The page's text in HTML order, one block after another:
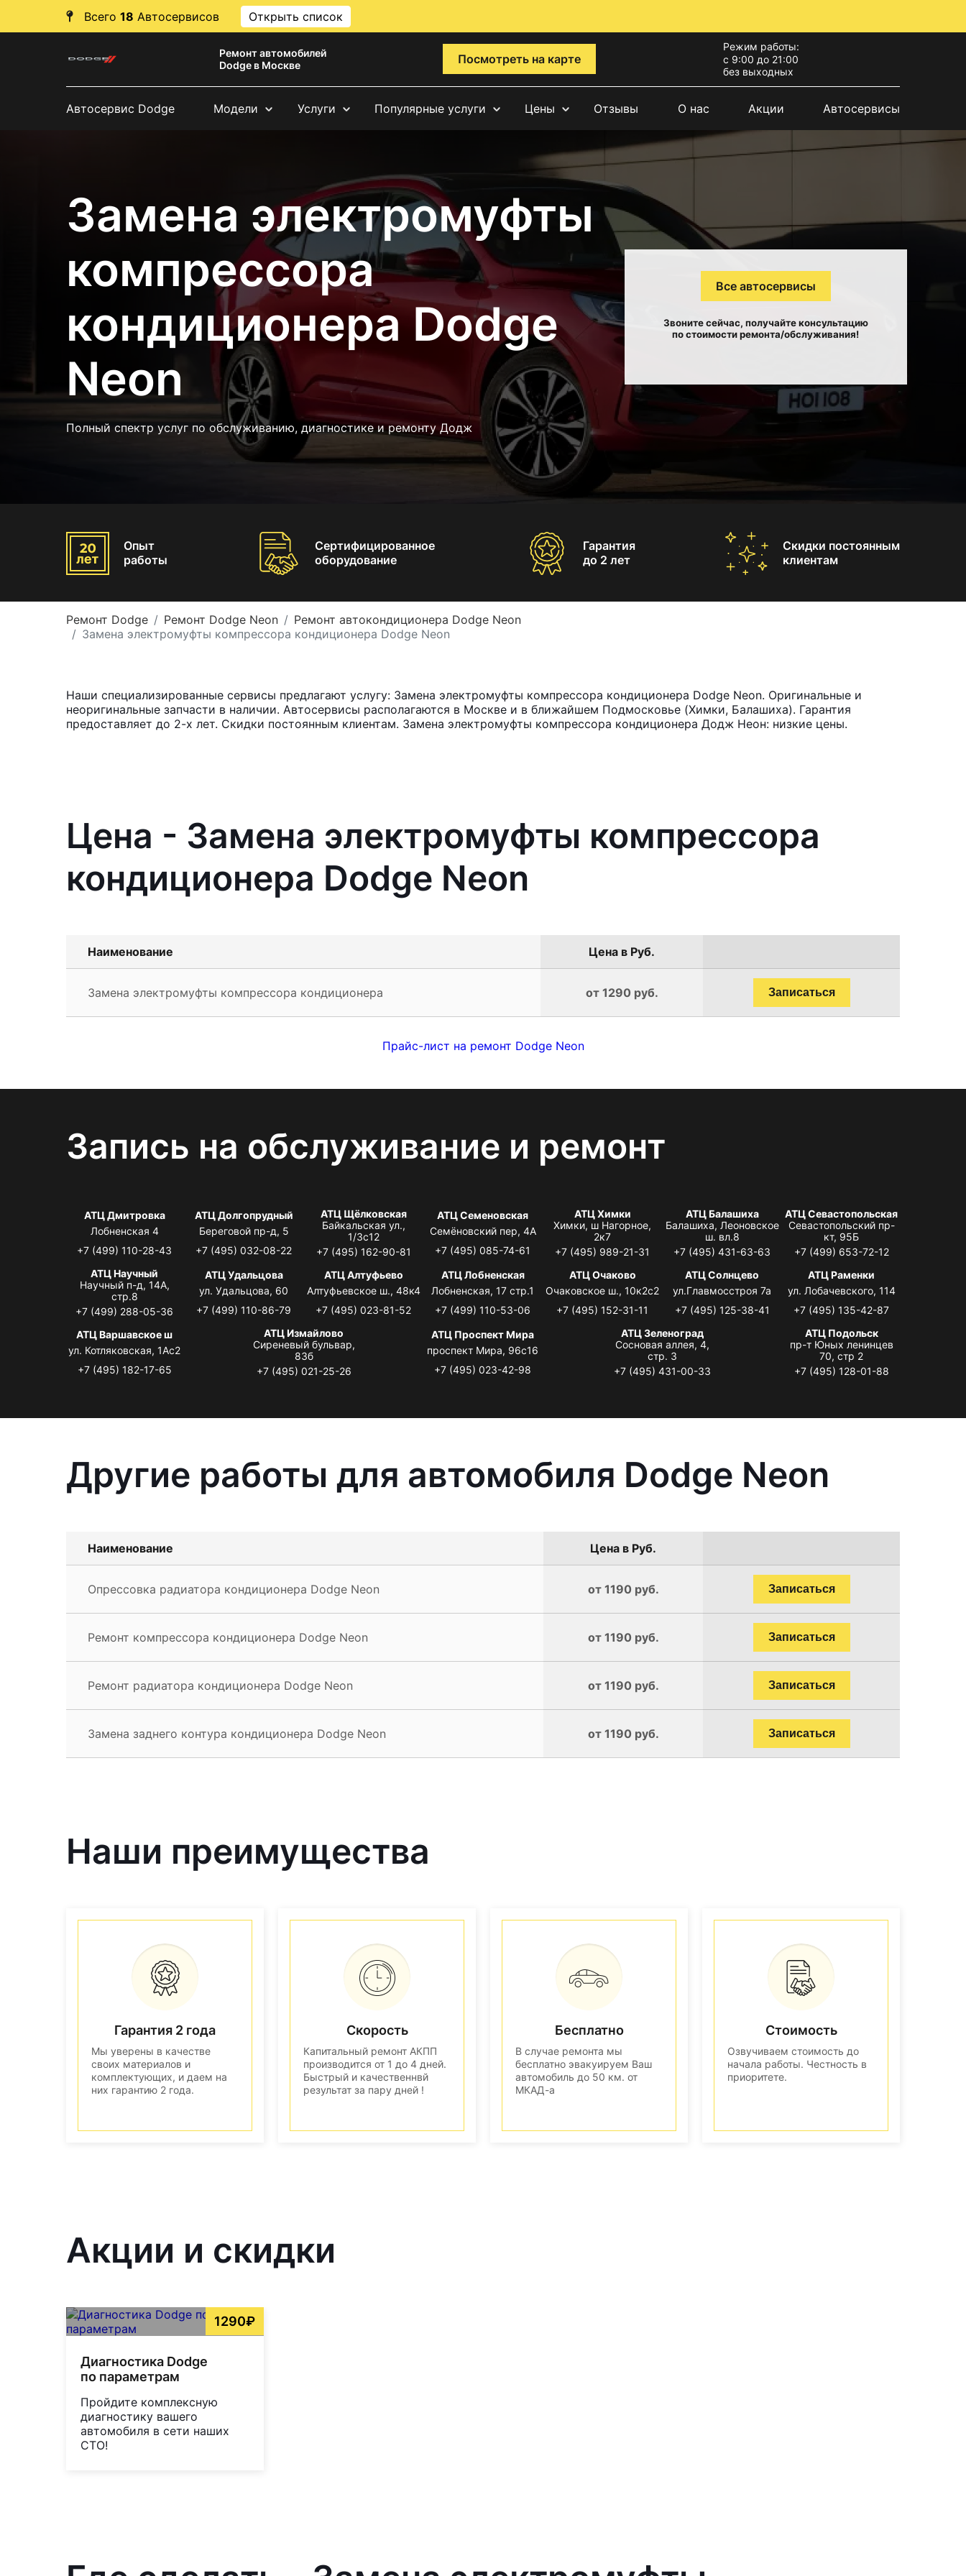
Всего 18 Автосервисов Открыть список
Ремонт автомобилей
Dodge в Москве
Посмотреть на карте
Режим работы:
с 9:00 до 21:00
без выходных
Автосервис Dodge Модели Услуги Популярные услуги Цены Отзывы О нас Акции Автосервисы
Замена электромуфты
компрессора
кондиционера Dodge
Neon
Полный спектр услуг по обслуживанию, диагностике и ремонту Додж
Все автосервисы
Звоните сейчас, получайте консультацию
по стоимости ремонта/обслуживания!
Опыт
работы
Сертифицированное
оборудование
Гарантия
до 2 лет
Скидки постоянным
клиентам
Ремонт Dodge Ремонт Dodge Neon
Ремонт автокондиционера Dodge Neon
Замена электромуфты компрессора кондиционера Dodge Neon
Наши специализированные сервисы предлагают услугу: Замена электромуфты компрессора кондиционера Dodge Neon. Оригинальные и
неоригинальные запчасти в наличии. Автосервисы располагаются в Москве и в ближайшем Подмосковье (Химки, Балашиха). Гарантия
предоставляет до 2-х лет. Скидки постоянным клиентам. Замена электромуфты компрессора кондиционера Додж Неон: низкие цены.
Цена - Замена электромуфты компрессора
кондиционера Dodge Neon
Наименование Цена в Руб.
Замена электромуфты компрессора кондиционера от 1290 руб. Записаться
Прайс-лист на ремонт Dodge Neon
Запись на обслуживание и ремонт
АТЦ Дмитровка
Лобненская 4
+7 (499) 110-28-43
АТЦ Долгопрудный
Береговой пр-д, 5
+7 (495) 032-08-22
АТЦ Щёлковская
Байкальская ул.,
1/3с12
+7 (495) 162-90-81
АТЦ Семеновская
Семёновский пер, 4А
+7 (495) 085-74-61
АТЦ Химки
Химки, ш Нагорное,
2к7
+7 (495) 989-21-31
АТЦ Балашиха
Балашиха, Леоновское
ш. вл.8
+7 (495) 431-63-63
АТЦ Севастопольская
Севастопольский пр-
кт, 95Б
+7 (499) 653-72-12
АТЦ Научный
Научный п-д, 14А,
стр.8
+7 (499) 288-05-36
АТЦ Удальцова
ул. Удальцова, 60
+7 (499) 110-86-79
АТЦ Алтуфьево
Алтуфьевское ш., 48к4
+7 (495) 023-81-52
АТЦ Лобненская
Лобненская, 17 стр.1
+7 (499) 110-53-06
АТЦ Очаково
Очаковское ш., 10к2с2
+7 (495) 152-31-11
АТЦ Солнцево
ул.Главмосстроя 7а
+7 (495) 125-38-41
АТЦ Раменки
ул. Лобачевского, 114
+7 (495) 135-42-87
АТЦ Варшавское ш
ул. Котляковская, 1Ас2
+7 (495) 182-17-65
АТЦ Измайлово
Сиреневый бульвар,
83б
+7 (495) 021-25-26
АТЦ Проспект Мира
проспект Мира, 96с16
+7 (495) 023-42-98
АТЦ Зеленоград
Сосновая аллея, 4,
стр. 3
+7 (495) 431-00-33
АТЦ Подольск
пр-т Юных ленинцев
70, стр 2
+7 (495) 128-01-88
Другие работы для автомобиля Dodge Neon
Наименование Цена в Руб.
Опрессовка радиатора кондиционера Dodge Neon от 1190 руб. Записаться
Ремонт компрессора кондиционера Dodge Neon от 1190 руб. Записаться
Ремонт радиатора кондиционера Dodge Neon от 1190 руб. Записаться
Замена заднего контура кондиционера Dodge Neon от 1190 руб. Записаться
Наши преимущества
Гарантия 2 года
Мы уверены в качестве
своих материалов и
комплектующих, и даем на
них гарантию 2 года.
Скорость
Капитальный ремонт АКПП
производится от 1 до 4 дней.
Быстрый и качественнвй
результат за пару дней !
Бесплатно
В случае ремонта мы
бесплатно эвакуируем Ваш
автомобиль до 50 км. от
МКАД-а
Стоимость
Озвучиваем стоимость до
начала работы. Честность в
приоритете.
Акции и скидки
1290₽
Диагностика Dodge
по параметрам
Пройдите комплексную
диагностику вашего
автомобиля в сети наших
СТО!